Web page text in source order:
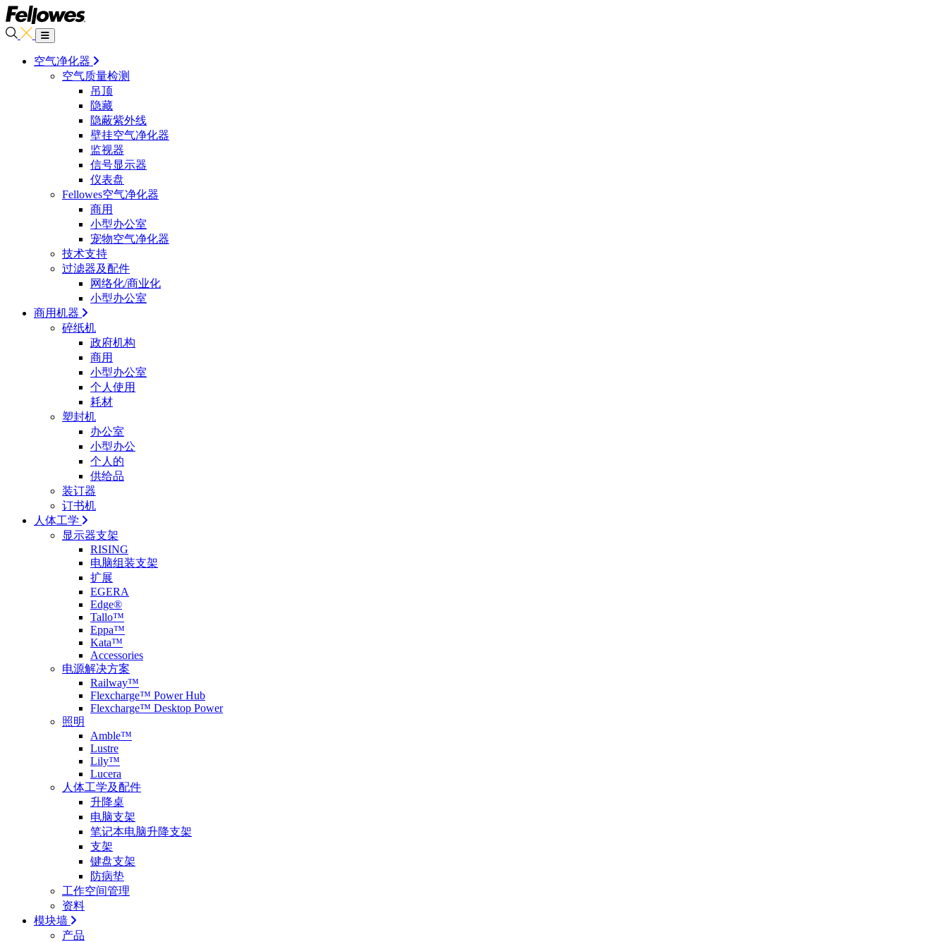
空气净化器
空气质量检测
吊顶
隐藏
隐蔽紫外线
壁挂空气净化器
监视器
信号显示器
仪表盘
Fellowes空气净化器
商用
小型办公室
宠物空气净化器
技术支持
过滤器及配件
网络化/商业化
小型办公室
商用机器
碎纸机
政府机构
商用
小型办公室
个人使用
耗材
塑封机
办公室
小型办公
个人的
供给品
装订器
订书机
人体工学
显示器支架
RISING
电脑组装支架
扩展
EGERA
Edge®
Tallo™
Eppa™
Kata™
Accessories
电源解决方案
Railway™
Flexcharge™ Power Hub
Flexcharge™ Desktop Power
照明
Amble™
Lustre
Lily™
Lucera
人体工学及配件
升降桌
电脑支架
笔记本电脑升降支架
支架
键盘支架
防病垫
工作空间管理
资料
模块墙
产品